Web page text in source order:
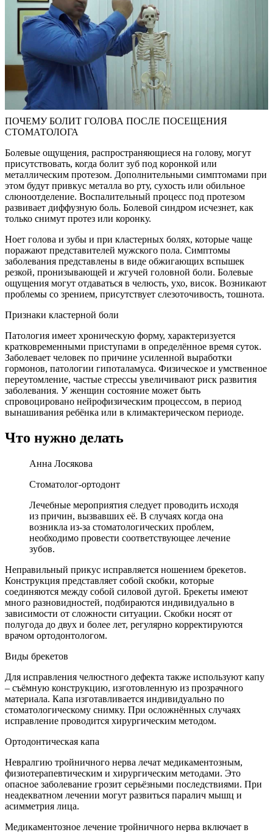
ПОЧЕМУ БОЛИТ ГОЛОВА ПОСЛЕ ПОСЕЩЕНИЯ
СТОМАТОЛОГА
Болевые ощущения, распространяющиеся на голову, могут
присутствовать, когда болит зуб под коронкой или
металлическим протезом. Дополнительными симптомами при
этом будут привкус металла во рту, сухость или обильное
слюноотделение. Воспалительный процесс под протезом
развивает диффузную боль. Болевой синдром исчезнет, как
только снимут протез или коронку.
Ноет голова и зубы и при кластерных болях, которые чаще
поражают представителей мужского пола. Симптомы
заболевания представлены в виде обжигающих вспышек
резкой, пронизывающей и жгучей головной боли. Болевые
ощущения могут отдаваться в челюсть, ухо, висок. Возникают
проблемы со зрением, присутствует слезоточивость, тошнота.
Признаки кластерной боли
Патология имеет хроническую форму, характеризуется
кратковременными приступами в определённое время суток.
Заболевает человек по причине усиленной выработки
гормонов, патологии гипоталамуса. Физическое и умственное
переутомление, частые стрессы увеличивают риск развития
заболевания. У женщин состояние может быть
спровоцировано нейрофизическим процессом, в период
вынашивания ребёнка или в климактерическом периоде.
Что нужно делать
Анна Лосякова
Стоматолог-ортодонт
Лечебные мероприятия следует проводить исходя
из причин, вызвавших её. В случаях когда она
возникла из-за стоматологических проблем,
необходимо провести соответствующее лечение
зубов.
Неправильный прикус исправляется ношением брекетов.
Конструкция представляет собой скобки, которые
соединяются между собой силовой дугой. Брекеты имеют
много разновидностей, подбираются индивидуально в
зависимости от сложности ситуации. Скобки носят от
полугода до двух и более лет, регулярно корректируются
врачом ортодонтологом.
Виды брекетов
Для исправления челюстного дефекта также используют капу
– съёмную конструкцию, изготовленную из прозрачного
материала. Капа изготавливается индивидуально по
стоматологическому снимку. При осложнённых случаях
исправление проводится хирургическим методом.
Ортодонтическая капа
Невралгию тройничного нерва лечат медикаментозным,
физиотерапевтическим и хирургическим методами. Это
опасное заболевание грозит серьёзными последствиями. При
неадекватном лечении могут развиться паралич мышц и
асимметрия лица.
Медикаментозное лечение тройничного нерва включает в